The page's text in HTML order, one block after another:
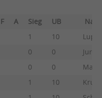
F A Sieg UB
1 10
0 0
0 0
1 10